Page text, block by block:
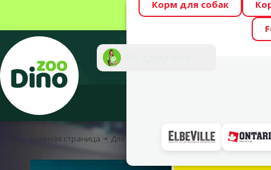
Весь месяц
Фотоконкурс
Корм для собак
Главная страница Для рыбок Корм для рыбок Сухой